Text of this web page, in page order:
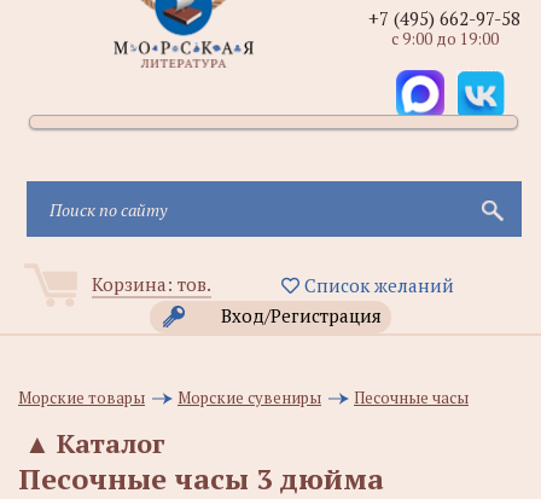
Корзина: тов.
Список желаний
Вход/Регистрация
+7 (495) 662-97-58
с 9:00 до 19:00
Морские товары Морские сувениры Песочные часы
Каталог
▲
Песочные часы 3 дюйма